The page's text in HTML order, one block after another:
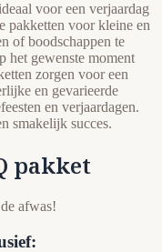
voor een verjaardag
pakketten voor kleine en
of boodschappen te
het gewenste moment
zorgen voor een
en gevarieerde
en verjaardagen.
smakelijk succes.
pakket
afwas!